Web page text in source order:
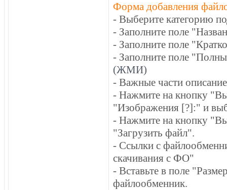
Форма добавления
- Выберите категорию
- Заполните поле
- Заполните поле
- Заполните поле
(ЖМИ)
- Важные части
- Нажмите на кнопку
"Изображения [?]:" и
- Нажмите на кнопку
"Загрузить файл".
- Ссылки с
скачивания c ФО"
- Вставьте в поле
файлообменник.